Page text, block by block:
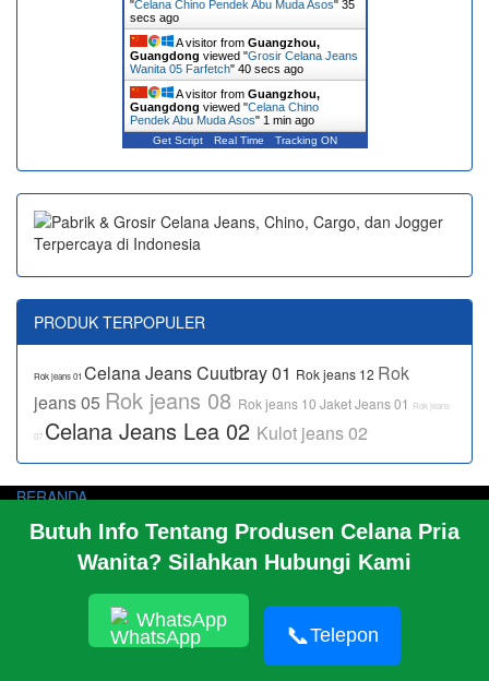
Butuh Info Tentang Produsen Celana Pria
Wanita? Silahkan Hubungi Kami
WhatsApp
📞Telepon
"Celana Chino Pendek Abu Muda Asos" 35
secs ago
A visitor from Guangzhou,
Guangdong viewed "Grosir Celana Jeans
Wanita 05 Farfetch" 40 secs ago
A visitor from Guangzhou,
Guangdong viewed "Celana Chino
Pendek Abu Muda Asos" 1 min ago
Get Script Real Time Tracking ON
PRODUK TERPOPULER
Rok jeans 01 Celana Jeans Cuutbray 01 Rok jeans 12 Rok
jeans 05 Rok jeans 08 Rok jeans 10 Jaket Jeans 01 Rok jeans
07 Celana Jeans Lea 02 Kulot jeans 02
BERANDA
PROFIL PABRIK
INFO
HUBUNGI KAMI
PABRIK KAMI
© 2026 https://jeansbro.com/JEANSBRO
RSS|sitemap.xml